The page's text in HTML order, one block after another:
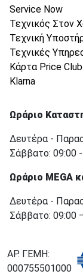
Service Now
Τεχνικός Στον
Τεχνική
Τεχνικές
Κάρτα Price Club
Klarna
Ωράριο
Δευτέρα -
Σάββατο: 09:00
Ωράριο MEGA
Δευτέρα -
Σάββατο: 09:00
ΑΡ. ΓΕΜΗ:
000755501000